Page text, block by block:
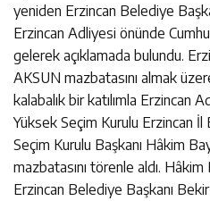
yeniden Erzincan Belediye
Erzincan Adliyesi önünde
gelerek açıklamada bulundu.
AKSUN mazbatasını almak
kalabalık bir katılımla Erzincan
Yüksek Seçim Kurulu Erzincan İl
Seçim Kurulu Başkanı Hâkim
mazbatasını törenle aldı.
Erzincan Belediye Başkanı